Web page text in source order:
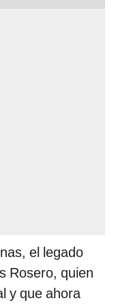
el legado
Rosero, quien
y que ahora